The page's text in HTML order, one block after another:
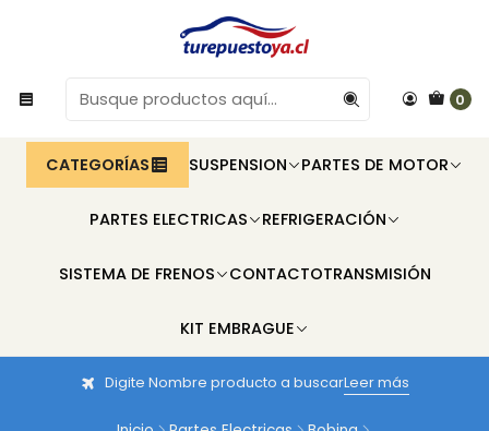
0
CATEGORÍAS SUSPENSION PARTES DE MOTOR
PARTES ELECTRICAS REFRIGERACIÓN
SISTEMA DE FRENOS CONTACTOTRANSMISIÓN
KIT EMBRAGUE
Digite Nombre producto a buscarLeer más